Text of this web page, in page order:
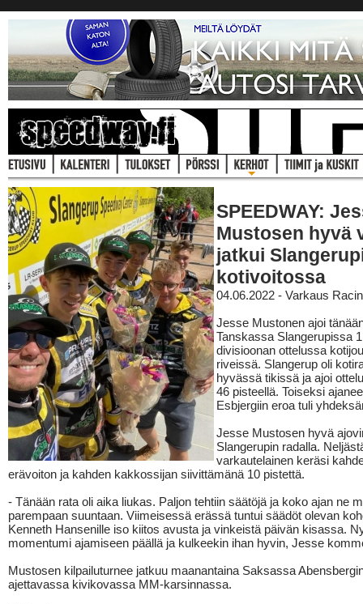
SPEEDWAY:
Mustosen hyvä
jatkui
kotivoitossa
04.06.2022 - Varkaus
Jesse Mustonen ajoi
Tanskassa Slangerupissa
divisioonan ottelussa
riveissä. Slangerup oli
hyvässä tikissä ja ajoi
46 pisteellä. Toiseksi
Esbjergiin eroa tuli
Jesse Mustosen hyvä
Slangerupin radalla.
varkautelainen keräsi
erävoiton ja kahden kakkossijan siivittämänä 10 pistettä.
- Tänään rata oli aika liukas. Paljon tehtiin säätöjä ja koko ajan ne
parempaan suuntaan. Viimeisessä erässä tuntui säädöt olevan
Kenneth Hansenille iso kiitos avusta ja vinkeistä päivän kisassa.
momentumi ajamiseen päällä ja kulkeekin ihan hyvin, Jesse
Mustosen kilpailuturnee jatkuu maanantaina Saksassa
ajettavassa kivikovassa MM-karsinnassa.